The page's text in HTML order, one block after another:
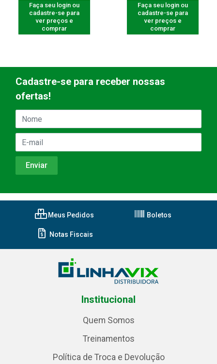
Faça seu login ou
cadastre-se para
ver preços e
comprar
Faça seu login ou
cadastre-se para
ver preços e
comprar
Cadastre-se para receber nossas
ofertas!
Meus Pedidos Boletos
Notas Fiscais
Institucional
Quem Somos
Treinamentos
Política de Troca e Devolução